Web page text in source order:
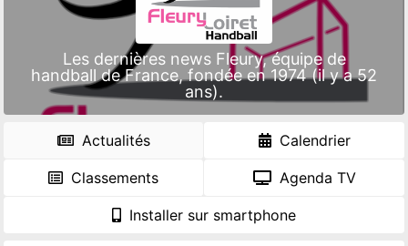
Les dernières news Fleury, équipe de
handball de France, fondée en 1974 (il y a 52
ans).
Actualités Calendrier
Classements Agenda TV
Installer sur smartphone